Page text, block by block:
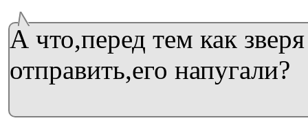
А что,перед тем как
отправить,его напугали?